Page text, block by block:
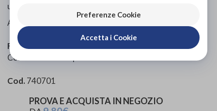
una sensazione di freschezza.
Adatto a fianchi da 100 a 135 cm.
Formato
Confezione da 50 pezzi.
Cod. 740701
PROVA E ACQUISTA IN NEGOZIO
Preferenze Cookie
Accetta i Cookie